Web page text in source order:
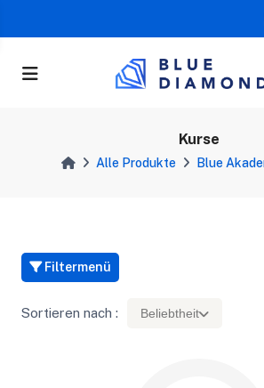
Kurse
Alle Produkte Blue
Filtermenü
Sortieren nach : Beliebtheit